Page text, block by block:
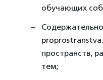
обучающих
пространств,
тем;